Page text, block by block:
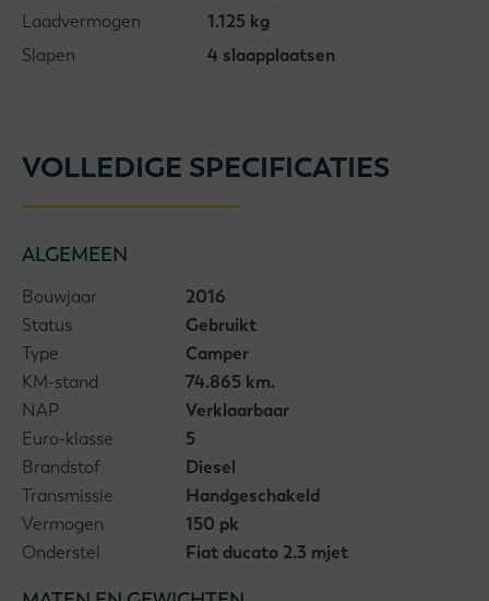
Laadvermogen
1.125 kg
Slapen
4 slaapplaatsen
VOLLEDIGE SPECIFICATIES
ALGEMEEN
Bouwjaar
2016
Status
Gebruikt
Type
Camper
KM-stand
74.865 km.
NAP
Verklaarbaar
Euro-klasse
5
Brandstof
Diesel
Transmissie
Handgeschakeld
Vermogen
150 pk
Onderstel
Fiat ducato 2.3 mjet